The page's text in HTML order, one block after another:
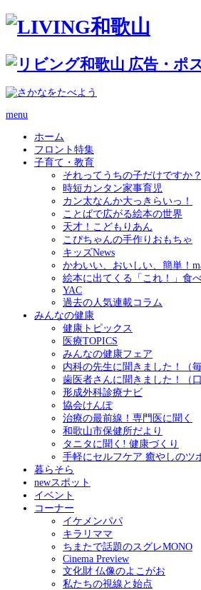
menu
ホーム
フロント特集
子育て・教育
それってうちの子だけですか？
時短カンタン家事育児
カン太なんか大っきらいっ！
ことばで広がる絵本の世界
天才！こどもりあん
こぴちゃんの手作りおもちゃ
キッズNews
かわいい、おいしい、簡単！
絵本に出てくる「これ！」食
YAC
過去の人気連載コラム
みんなの健康
健康トピックス
医療TOPICS
みんなの健康フェア
内科の先生に聞きました！（
歯医者さんに聞きました！（
形成外科診療ナビ
協会けんぽ
治療の最前線！専門医に聞く
和歌山市保健所だより
タニタに聞く! 健康づくり
手軽にセルフケア 癒やしのツ
暮らそら
newスポット
イベント
コーナー
イケメンパパ
キラリママ
ちまたで話題のスグレMONO
Cinema Preview
文化財 仏像のよこがお
私たちの視線と始点